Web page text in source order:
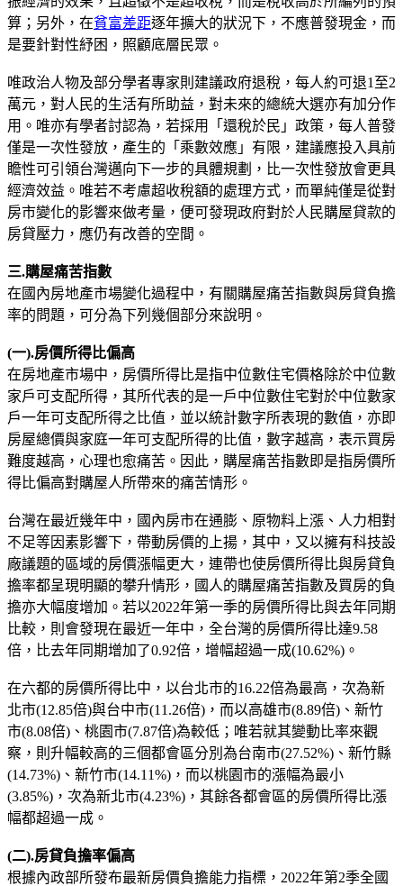
算；另外，在貧富差距逐年擴大的狀況下，不應普發現金，而
是要針對性紓困，照顧底層民眾。
唯政治人物及部分學者專家則建議政府退稅，每人約可退1至2
萬元，對人民的生活有所助益，對未來的總統大選亦有加分作
用。唯亦有學者討認為，若採用「還稅於民」政策，每人普發
僅是一次性發放，產生的「乘數效應」有限，建議應投入具前
瞻性可引領台灣邁向下一步的具體規劃，比一次性發放會更具
經濟效益。唯若不考慮超收稅額的處理方式，而單純僅是從對
房市變化的影響來做考量，便可發現政府對於人民購屋貸款的
房貸壓力，應仍有改善的空間。
三.購屋痛苦指數
在國內房地產市場變化過程中，有關購屋痛苦指數與房貸負擔
率的問題，可分為下列幾個部分來說明。
(一).房價所得比偏高
在房地產市場中，房價所得比是指中位數住宅價格除於中位數
家戶可支配所得，其所代表的是一戶中位數住宅對於中位數家
戶一年可支配所得之比值，並以統計數字所表現的數值，亦即
房屋總價與家庭一年可支配所得的比值，數字越高，表示買房
難度越高，心理也愈痛苦。因此，購屋痛苦指數即是指房價所
得比偏高對購屋人所帶來的痛苦情形。
台灣在最近幾年中，國內房市在通膨、原物料上漲、人力相對
不足等因素影響下，帶動房價的上揚，其中，又以擁有科技設
廠議題的區域的房價漲幅更大，連帶也使房價所得比與房貸負
擔率都呈現明顯的攀升情形，國人的購屋痛苦指數及買房的負
擔亦大幅度增加。若以2022年第一季的房價所得比與去年同期
比較，則會發現在最近一年中，全台灣的房價所得比達9.58
倍，比去年同期增加了0.92倍，增幅超過一成(10.62%)。
在六都的房價所得比中，以台北市的16.22倍為最高，次為新
北市(12.85倍)與台中市(11.26倍)，而以高雄市(8.89倍)、新竹
市(8.08倍)、桃園市(7.87倍)為較低；唯若就其變動比率來觀
察，則升幅較高的三個都會區分別為台南市(27.52%)、新竹縣
(14.73%)、新竹市(14.11%)，而以桃園市的漲幅為最小
(3.85%)，次為新北市(4.23%)，其餘各都會區的房價所得比漲
幅都超過一成。
(二).房貸負擔率偏高
根據內政部所發布最新房價負擔能力指標，2022年第2季全國